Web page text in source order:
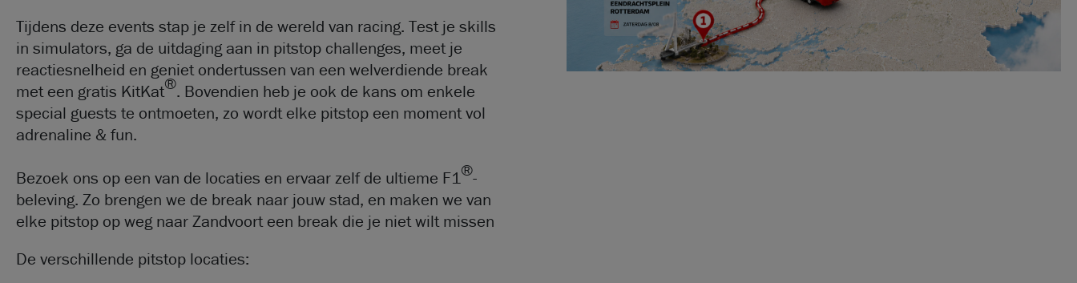
Tijdens deze events stap je zelf in de wereld van racing. Test je skills
in simulators, ga de uitdaging aan in pitstop challenges, meet je
reactiesnelheid en geniet ondertussen van een welverdiende break
met een gratis KitKat®. Bovendien heb je ook de kans om enkele
special guests te ontmoeten, zo wordt elke pitstop een moment vol
adrenaline & fun.
Bezoek ons op een van de locaties en ervaar zelf de ultieme F1®-
beleving. Zo brengen we de break naar jouw stad, en maken we van
elke pitstop op weg naar Zandvoort een break die je niet wilt missen
De verschillende pitstop locaties: ​